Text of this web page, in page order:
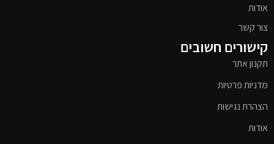
אודות
צור קשר
קישורים חשובים
תקנון אתר
מדניות פרטיות
הצהרת נגישות
אודות